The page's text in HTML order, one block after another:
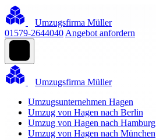
Umzugsfirma Müller
01579-2644040 Angebot anfordern
Umzugsfirma Müller
Umzugsunternehmen Hagen
Umzug von Hagen nach Berlin
Umzug von Hagen nach Hamburg
Umzug von Hagen nach München